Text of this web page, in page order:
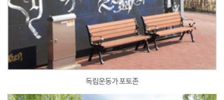
독립운동가 포토존